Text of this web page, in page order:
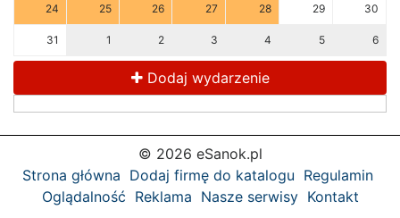
24 25 26 27 28 29 30
31 1 2 3 4 5 6
Dodaj wydarzenie
© 2026 eSanok.pl
Strona główna Dodaj firmę do katalogu Regulamin
Oglądalność Reklama Nasze serwisy Kontakt